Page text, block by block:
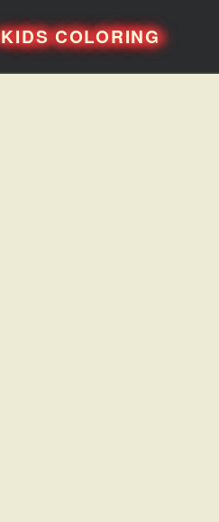
KIDS COLORING